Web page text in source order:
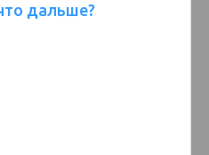
дальше?